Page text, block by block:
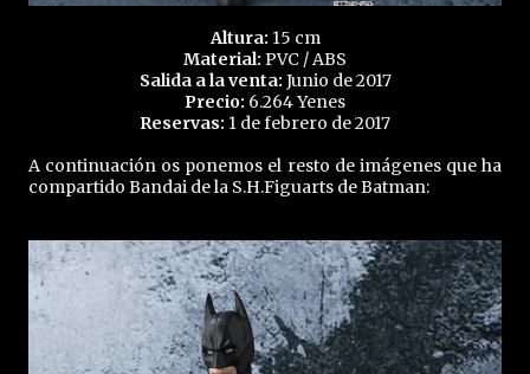
Altura: 15 cm
Material: PVC / ABS
Salida a la venta: Junio de 2017
Precio: 6.264 Yenes
Reservas: 1 de febrero de 2017
A continuación os ponemos el resto de imágenes que ha
compartido Bandai de la S.H.Figuarts de Batman: